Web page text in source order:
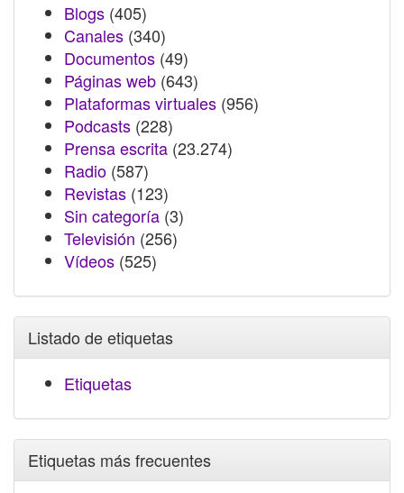
Blogs (405)
Canales (340)
Documentos (49)
Páginas web (643)
Plataformas virtuales (956)
Podcasts (228)
Prensa escrita (23.274)
Radio (587)
Revistas (123)
Sin categoría (3)
Televisión (256)
Vídeos (525)
Listado de etiquetas
Etiquetas
Etiquetas más frecuentes